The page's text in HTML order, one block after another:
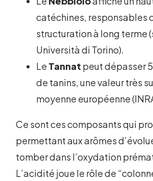
catéchines, responsables
structuration à long terme
Università di Torino).
Le Tannat peut dépasser
de tanins, une valeur très
moyenne européenne
Ce sont ces composants qui
permettant aux arômes
tomber dans l’oxydation
L’acidité joue le rôle de